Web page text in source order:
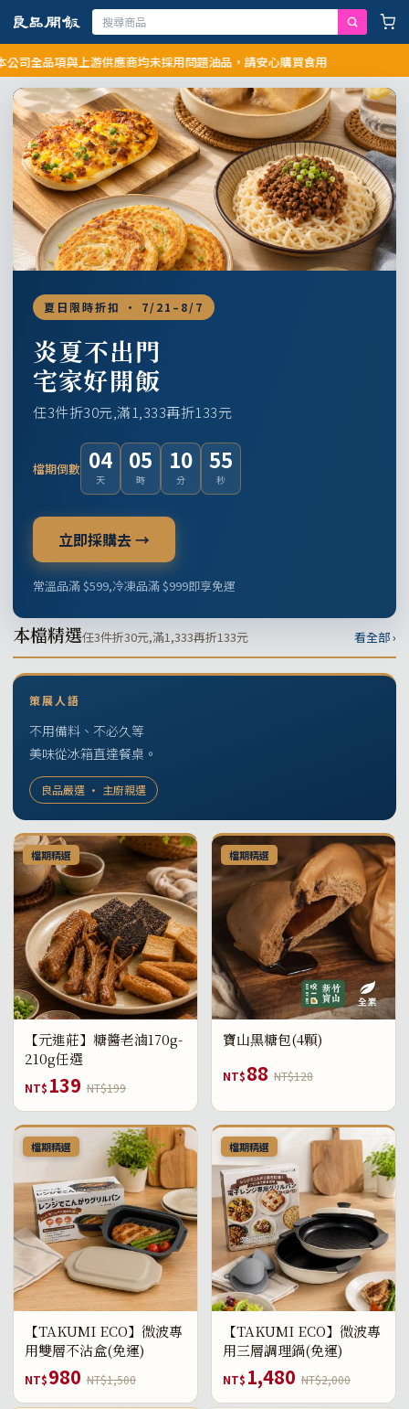
項與上游供應商均未採用問題油品，請安心購買食用
夏日限時折扣 · 7/21–8/7
炎夏不出門
宅家好開飯
任3件折30元,滿1,333再折133元
檔期倒數 04
天
05
時
10
分
54
秒
立即採購去 →
常溫品滿 $599,冷凍品滿 $999即享免運
本檔精選任3件折30元,滿1,333再折133元 看全部 ›
策展人語
不用備料、不必久等
美味從冰箱直達餐桌。
良品嚴選 · 主廚親選
檔期精選
【元進莊】糖醬老滷170g-
210g任選
NT$ 139 NT$199
檔期精選
寶山黑糖包(4顆)
NT$88 NT$128
檔期精選
【TAKUMI ECO】微波專
用雙層不沾盒(免運)
NT$980 NT$1,500
檔期精選
【TAKUMI ECO】微波專
用三層調理鍋(免運)
NT$ 1,480 NT$2,000